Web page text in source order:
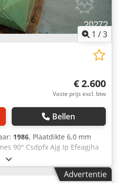
1 /3
€ 2.600
Vaste prijs excl. btw
Bellen
1986, Plaatdikte 6,0 mm
90° Csdpfx Ajg Ip Efeagjha
380 V Totaal
van de machine ca.
x 0,80 x 1,05 m -Advertentie